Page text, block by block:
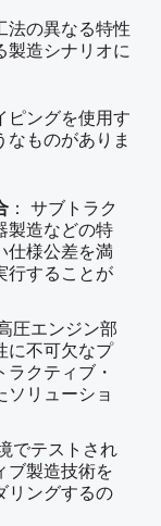
法の異なる特性
製造シナリオに
ピングを使用す
なものがありま
： サブトラク
製造などの特
仕様公差を満
行することが
圧エンジン部
に不可欠なプ
クティブ・
ソリューショ
でテストされ
ブ製造技術を
リングするの